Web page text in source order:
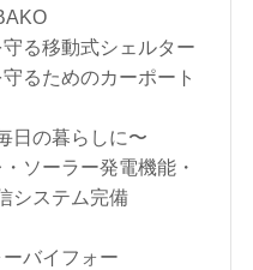
る移動式シェルター
るためのカーポート
日の暮らしに〜
ソーラー発電機能・
システム完備
バイフォー